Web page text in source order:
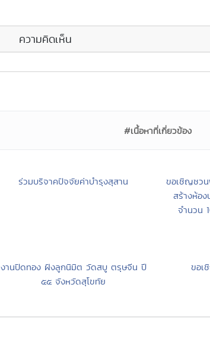
ความคิดเห็น
#เนื้อหาที่เกี่ยวข้อง
ร่วมบริจาคปัจจัยค่าบำรุงสุสาน
ขอเชิญชวน
สร้างห้อ
จำนวน
งานปิดทอง ฝังลูกนิมิต วัดสบู ตรุษจีน ปี
๕๕ จังหวัดสุโขทัย
ขอเ